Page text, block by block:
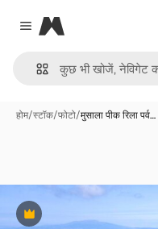
Close menu
Magnific
होम/स्टॉक/फोटो/मुसाला पीक रिला पर्व…
Premium